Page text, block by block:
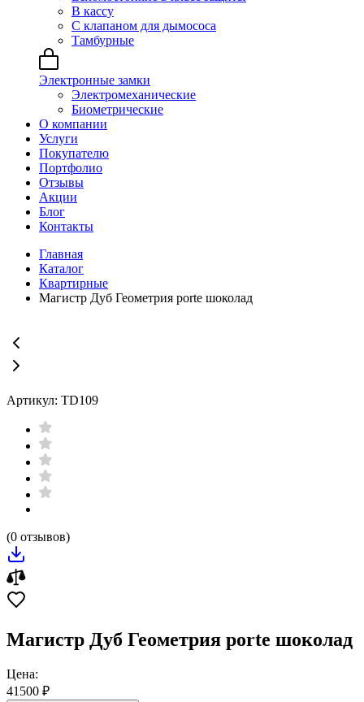
В кассу
С клапаном для дымососа
Тамбурные
Электронные замки
Электромеханические
Биометрические
О компании
Услуги
Покупателю
Портфолио
Отзывы
Акции
Блог
Контакты
Главная
Каталог
Квартирные
Магистр Дуб Геометрия porte шоколад
Артикул: TD109
(0 отзывов)
Магистр Дуб Геометрия porte шоколад
Цена:
41500 ₽